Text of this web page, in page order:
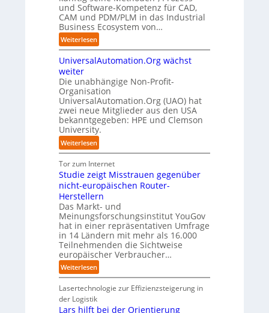
e
n
u
b
e
e
z
t
d
e
n
G
i
g
a
f
a
c
t
o
r
y
-
A
u
b
a
u
e
n
t
r
e
n
i
n
D
e
u
t
s
c
h
l
a
n
d
p
u
n
k
t
ü
p
r
a
x
i
s
n
a
h
e
A
u
t
o
m
a
t
i
s
i
e
r
u
r
u
p
t
b
l
i
c
k
t
a
u
f
d
i
u
k
u
n
f
t
d
e
r
I
d
u
und Software-Kompetenz für CAD,
CAM und PDM/PLM in das Industrial
Business Ecosystem von…
Weiterlesen:
S
o
i
d
S
y
s
t
e
m
T
e
a
m
t
r
i
t
t
I
n
d
t
UniversalAutomation.Org wächst
weiter
Die unabhängige Non-Profit-
Organisation
UniversalAutomation.Org (UAO) hat
zwei neue Mitglieder aus den USA
bekanntgegeben: HPE und Clemson
University.
Weiterlesen:
U
n
i
v
e
r
s
a
l
A
u
o
m
t
Tor zum Internet
Studie zeigt Misstrauen gegenüber
nicht-europäischen Router-
Herstellern
Das Markt- und
Meinungsforschungsinstitut YouGov
hat in einer repräsentativen Umfrage
in 14 Ländern mit mehr als 16.000
Teilnehmenden die Sichtweise
europäischer Verbraucher…
Weiterlesen:
S
t
u
d
Lasertechnologie zur Effizienzsteigerung in
der Logistik
Lars hilft bei der Orientierung